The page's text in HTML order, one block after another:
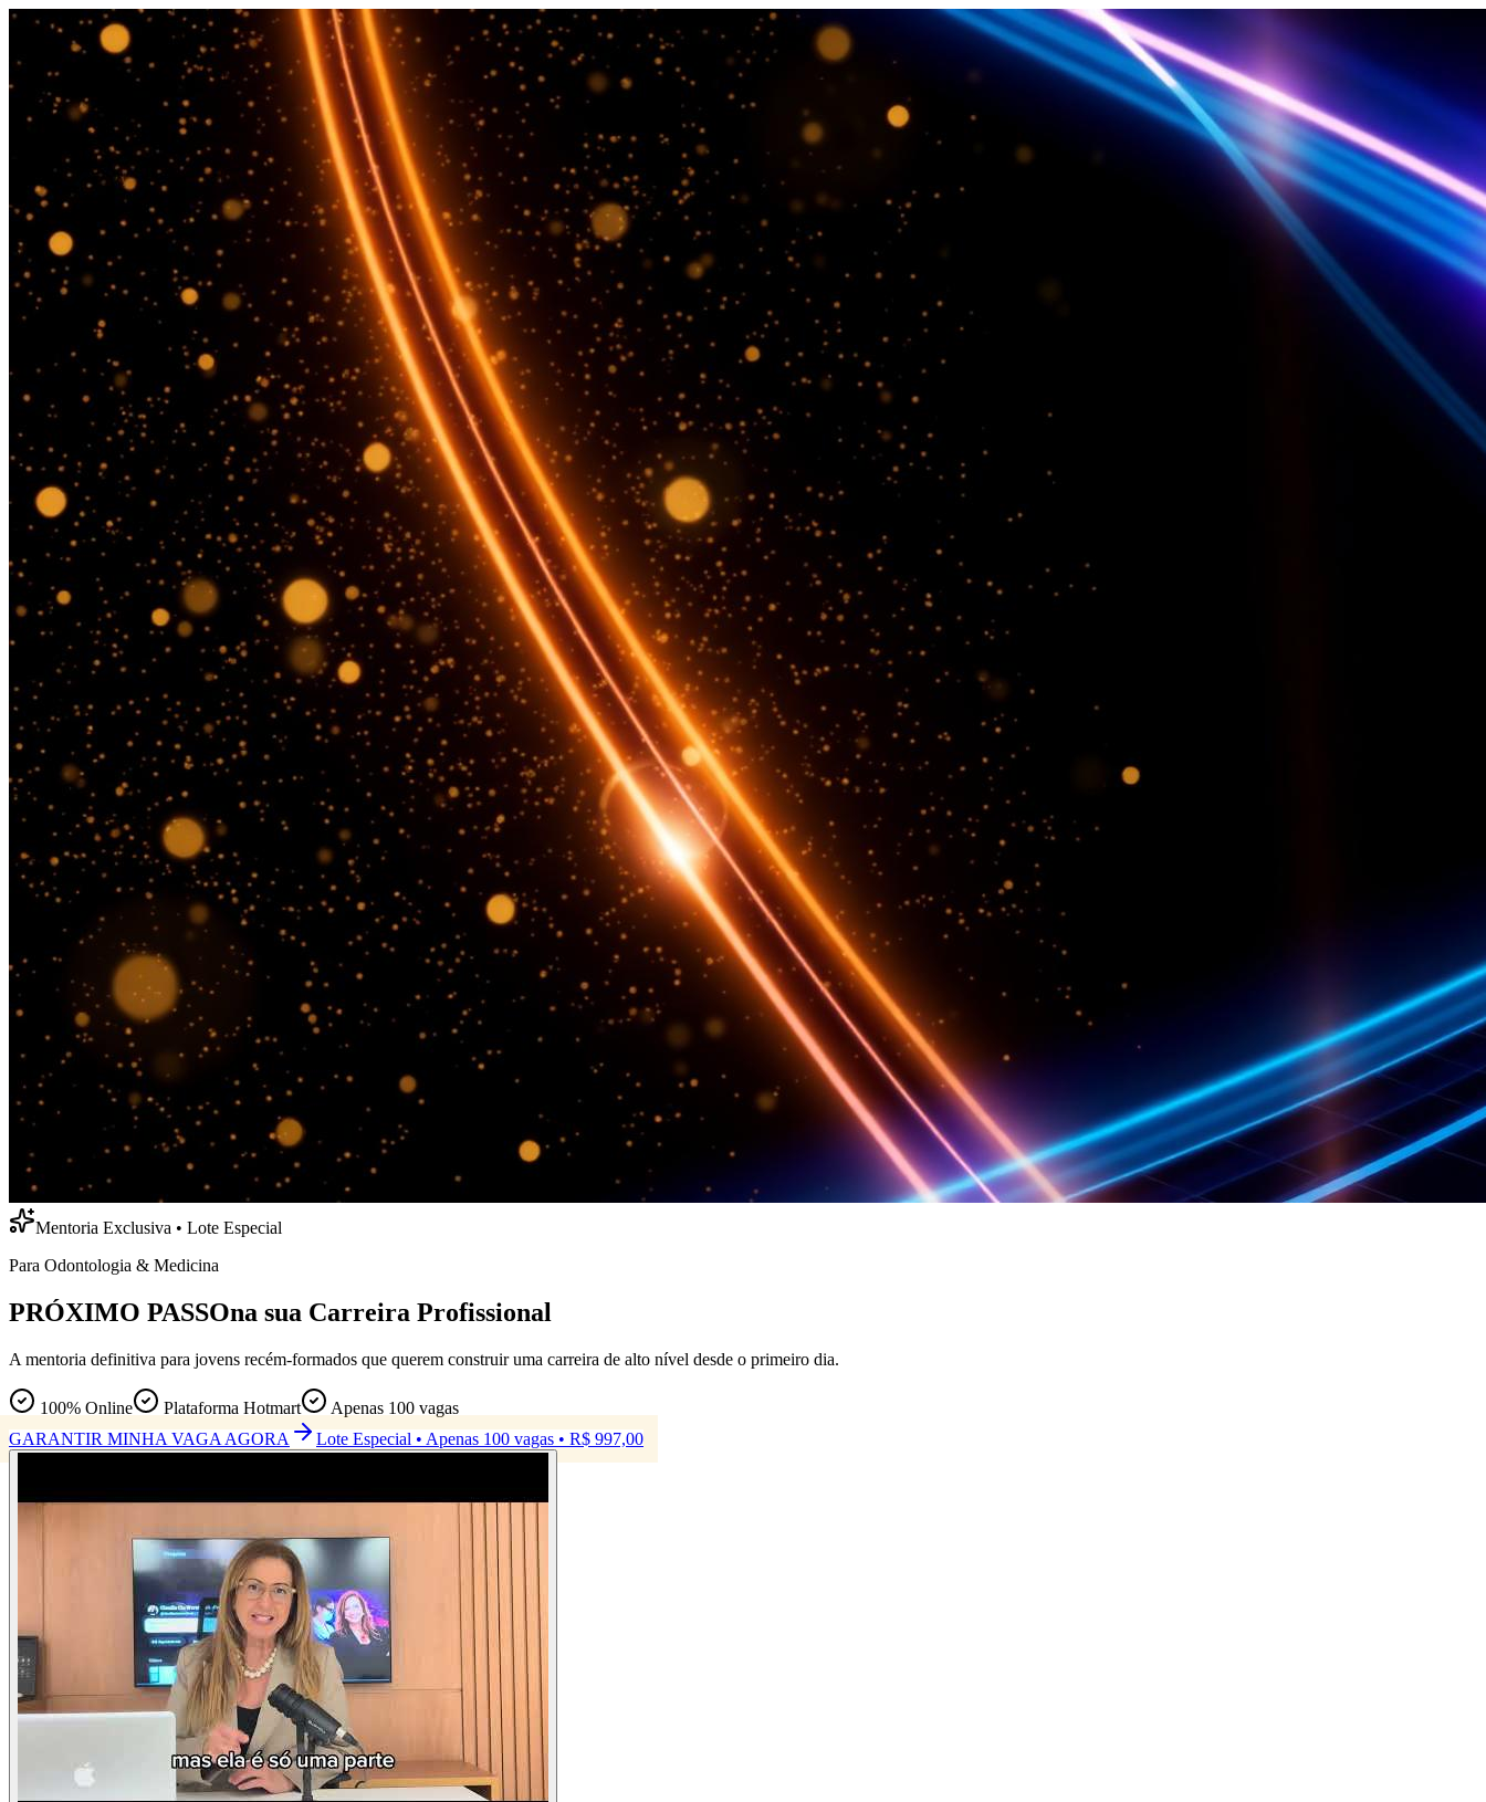
Mentoria Exclusiva • Lote Especial
Para Odontologia & Medicina
PRÓXIMO PASSOna sua Carreira Profissional
A mentoria definitiva para jovens recém-formados que querem construir uma carreira de alto nível desde o primeiro dia.
100% Online Plataforma Hotmart
Apenas 100 vagas
GARANTIR MINHA VAGA AGORA
Lote Especial • Apenas 100 vagas • R$ 997,00